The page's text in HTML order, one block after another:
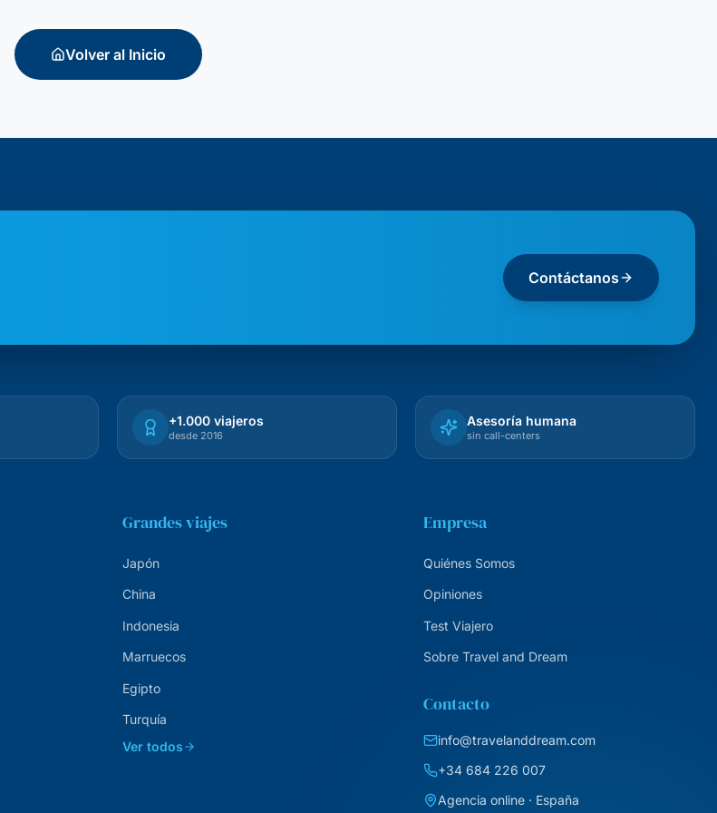
Volver al Inicio
Contáctanos
+1.000 viajeros
desde 2016
Asesoría humana
sin call-centers
Grandes viajes
Japón
China
Indonesia
Marruecos
Egipto
Turquía
Ver todos
Empresa
Quiénes Somos
Opiniones
Test Viajero
Sobre Travel and Dream
Contacto
info@travelanddream.com
+34 684 226 007
Agencia online · España